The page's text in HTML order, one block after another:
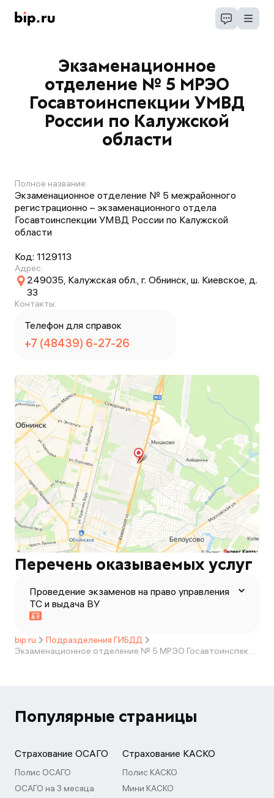
Экзаменационное
отделение № 5 МРЭО
Госавтоинспекции УМВД
России по Калужской
области
Полное название:
Экзаменационное отделение № 5 межрайонного
регистрационно – экзаменационного отдела
Госавтоинспекции УМВД России по Калужской
области
Код: 1129113
Адрес:
249035, Калужская обл., г. Обнинск, ш. Киевское, д.
33
Контакты:
Телефон для справок
+7 (48439) 6-27-26
Перечень оказываемых услуг
Проведение экзаменов на право управления
ТС и выдача ВУ
bip.ru
Подразделения ГИБДД
Экзаменационное отделение № 5 МРЭО Госавтоинспекции УМВД России по Калужской области
Популярные страницы
Страхование ОСАГО
Полис ОСАГО
ОСАГО на 3 месяца
Страхование КАСКО
Полис КАСКО
Мини КАСКО